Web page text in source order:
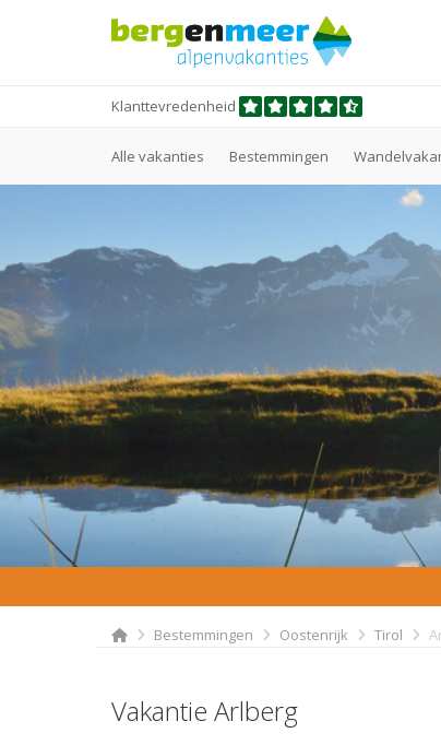
Klanttevredenheid
Alle vakanties Bestemmingen
Bestemmingen Oostenrijk Tirol
Vakantie Arlberg